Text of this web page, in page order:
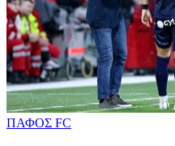
ΠΑΦΟΣ FC